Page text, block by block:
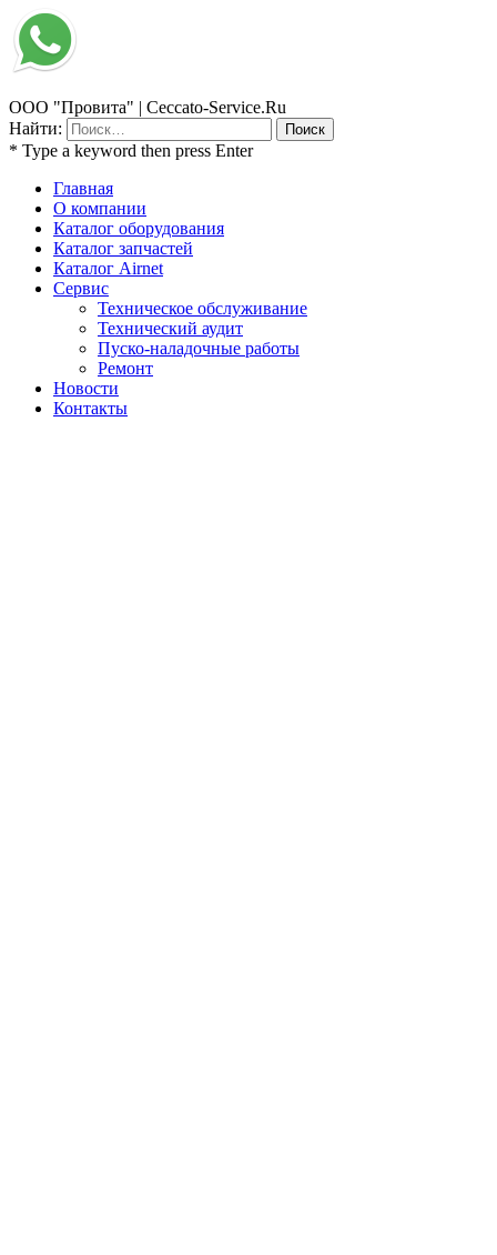
ООО "Провита" | Ceccato-Service.Ru
Найти:
* Type a keyword then press Enter
Главная
О компании
Каталог оборудования
Каталог запчастей
Каталог Airnet
Сервис
Техническое обслуживание
Технический аудит
Пуско-наладочные работы
Ремонт
Новости
Контакты